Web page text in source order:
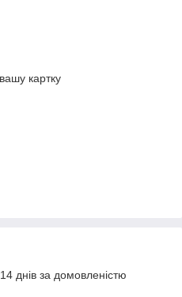
картку
днів за домовленістю